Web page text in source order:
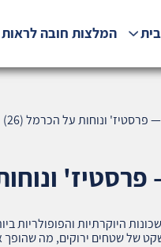
המלצות חובה
פרסטיז' ונוחות על הכרמל (26)
היוקרתיות והפופולריות
של שטחים ירוקים, מה שהופך